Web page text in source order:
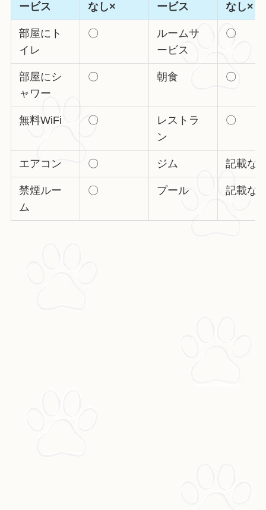
ービス
なし×
ービス
なし×
部屋にト
イレ
〇
ルームサ
ービス
〇
部屋にシ
ャワー
〇 朝食 〇
無料WiFi 〇
レストラ
ン
〇
エアコン 〇 ジム 記載な
禁煙ルー
ム
〇 プール 記載な